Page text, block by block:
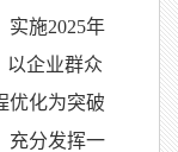
实施2025年
以企业群众
优化为突破
充分发挥一